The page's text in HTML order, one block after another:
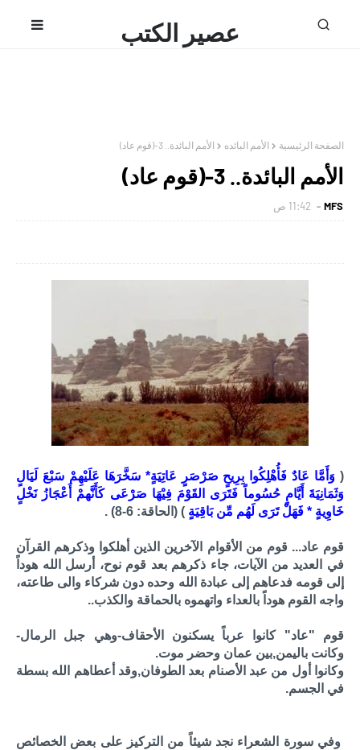
عصير الكتب
الصفحة الرئيسية الأمم البائده الأمم البائدة.. 3-(قوم عاد)
الأمم البائدة.. 3-(قوم عاد)
MFS 11:42 ص
( وَأَمَّا عَادٌ فَأُهْلِكُوا بِرِيحٍ صَرْصَرٍ عَاتِيَةٍ* سَخَّرَهَا عَلَيْهِمْ سَبْعَ لَيَالٍ
وَثَمَانِيَةَ أَيَّامٍ حُسُوماً فَتَرَى القَوْمَ فِيْهَا صَرْعَى كَأَنَّهمْ أَعْجَازُ نَخْلٍ
خَاوِيةٍ * فَهَلْ تَرَى لَهُم مِّن بَاقِيَةٍ ) (الحاقة: 6-8) .
قوم عاد... قوم من الأقوام الآخرين الذين أهلكوا وذكرهم القرآن
في العديد من الآيات، جاء ذكرهم بعد قوم نوح، أرسل الله هوداً
إلى قومه فدعاهم إلى عبادة الله وحده دون شركاء والى طاعته،
واجه القوم هوداً بالعداء واتهموه بالحماقة والكذب..
قوم "عاد" كانوا عرباً يسكنون الأحقاف-وهي جبل الرمال-
وكانت باليمن,بين عمان وحضر موت.
وكانوا أول من عبد الأصنام بعد الطوفان,وقد أعطاهم الله بسطة
في الجسم.
وفي سورة الشعراء نجد شيئاً من التركيز على بعض الخصائص